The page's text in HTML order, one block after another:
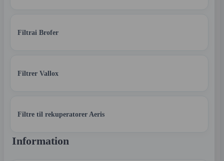
Filtrai Brofer
Filtrer Vallox
Filtre til rekuperatorer Aeris
Information